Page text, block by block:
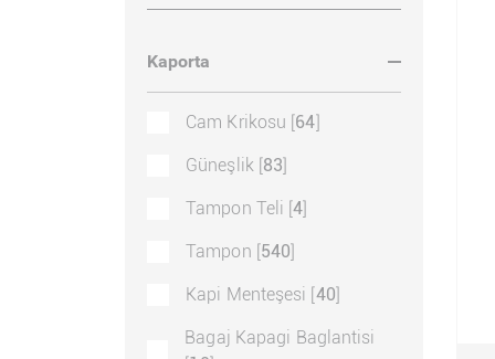
Kaporta
Cam Krikosu [64]
Güneşlik [83]
Tampon Teli [4]
Tampon [540]
Kapi Menteşesi [40]
Bagaj Kapagi Baglantisi